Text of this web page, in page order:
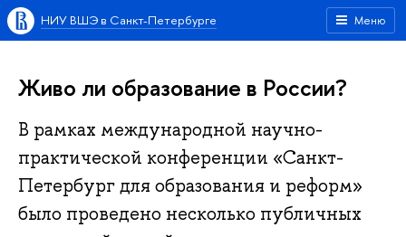
Меню
НИУ ВШЭ в Санкт-Петербурге
Живо ли образование в России?
В рамках международной научно-
практической конференции «Санкт-
Петербург для образования и реформ»
было проведено несколько публичных